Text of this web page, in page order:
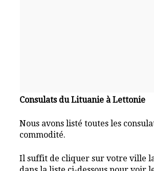
Consulats du Lituanie à Lettonie
Nous avons listé toutes les
commodité.
Il suffit de cliquer sur votre ville